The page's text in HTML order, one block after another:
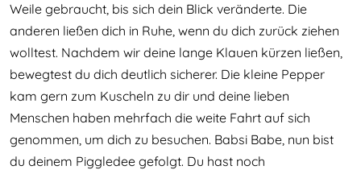
Weile gebraucht, bis sich dein Blick veränderte. Die
anderen ließen dich in Ruhe, wenn du dich zurück ziehen
wolltest. Nachdem wir deine lange Klauen kürzen ließen,
bewegtest du dich deutlich sicherer. Die kleine Pepper
kam gern zum Kuscheln zu dir und deine lieben
Menschen haben mehrfach die weite Fahrt auf sich
genommen, um dich zu besuchen. Babsi Babe, nun bist
du deinem Piggledee gefolgt. Du hast noch